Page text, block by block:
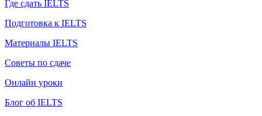
Где сдать IELTS
Подготовка к IELTS
Материалы IELTS
Советы по сдаче
Онлайн уроки
Блог об IELTS